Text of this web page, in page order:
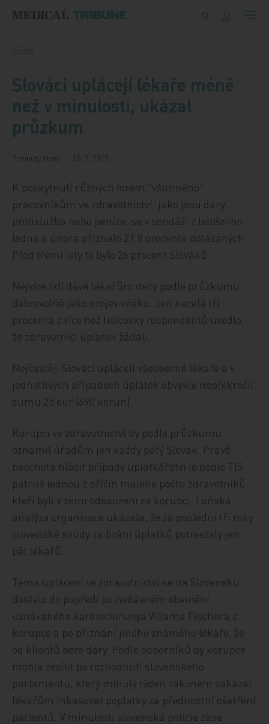
Slováci uplácejí lékaře méně
než v minulosti, ukázal
průzkum
2 minuty čtení 18. 2. 2015
K poskytnutí různých forem "všimného"
pracovníkům ve zdravotnictví, jako jsou dary,
protislužba nebo peníze, se v sondáží z letošního
ledna a února přiznalo 21,8 procenta dotázaných.
Před třemi lety to bylo 26 procent Slováků.
Nejvíce lidí dává lékařům dary podle průzkumu
dobrovolně jako projev vděku. Jen necelá tři
procenta z více než tisícovky respondentů uvedlo,
že zdravotníci úplatek žádali.
Nejčastěji Slováci upláceli všeobecné lékaře a v
jednotlivých případech úplatek obvykle nepřekročil
sumu 25 eur (690 korun).
Korupci ve zdravotnictví by podle průzkumu
oznámil úřadům jen každý pátý Slovák. Právě
neochota hlásit případy úplatkářství je podle TIS
patrně jednou z příčin malého počtu zdravotníků,
kteří byli v zemi odsouzeni za korupci. Loňská
analýza organizace ukázala, že za poslední tři roky
slovenské soudy za brání úplatků potrestaly jen
pět lékařů.
Téma uplácení ve zdravotnictví se na Slovensku
dostalo do popředí po nedávném obvinění
uznávaného kardiochirurga Viliama Fischera z
korupce a po přiznání jiného známého lékaře, že
od klientů bere dary. Podle odborníků by korupce
mohla zesílit po rozhodnutí slovenského
parlamentu, který minulý týden zákonem zakázal
lékařům inkasovat poplatky za přednostní ošetření
pacientů. V minulosti slovenská policie zase